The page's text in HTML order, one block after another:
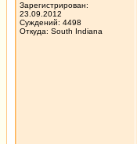
Зарегистрирован:
23.09.2012
Суждений: 4498
Откуда: South Indiana